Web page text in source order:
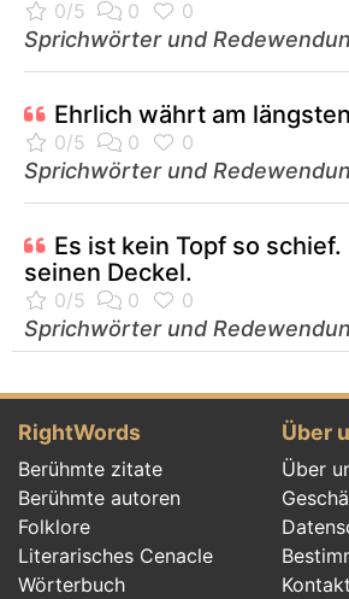
Sprichwörter und
Ehrlich währt am
Sprichwörter und
Es ist kein Topf so
seinen Deckel.
Sprichwörter und
RightWords
Berühmte zitate
Berühmte autoren
Folklore
Literarisches Cenacle
Wörterbuch
Über
Über
Kontakt